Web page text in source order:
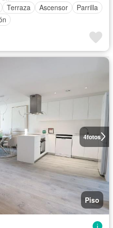
Terraza Ascensor
Parrilla
4fotos
Piso